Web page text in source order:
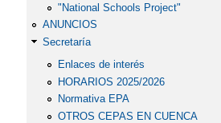
"National Schools Project"
ANUNCIOS
Secretaría
Enlaces de interés
HORARIOS 2025/2026
Normativa EPA
OTROS CEPAS EN CUENCA